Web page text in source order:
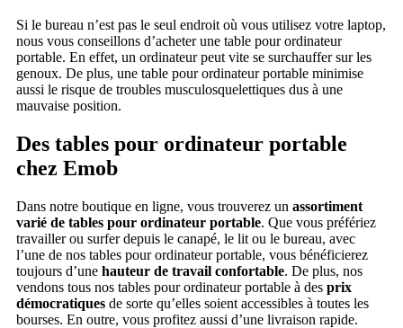
Si le bureau n’est pas le seul endroit où vous utilisez votre laptop,
nous vous conseillons d’acheter une table pour ordinateur
portable. En effet, un ordinateur peut vite se surchauffer sur les
genoux. De plus, une table pour ordinateur portable minimise
aussi le risque de troubles musculosquelettiques dus à une
mauvaise position.
Des tables pour ordinateur portable
chez Emob
Dans notre boutique en ligne, vous trouverez un assortiment
varié de tables pour ordinateur portable. Que vous préfériez
travailler ou surfer depuis le canapé, le lit ou le bureau, avec
l’une de nos tables pour ordinateur portable, vous bénéficierez
toujours d’une hauteur de travail confortable. De plus, nos
vendons tous nos tables pour ordinateur portable à des prix
démocratiques de sorte qu’elles soient accessibles à toutes les
bourses. En outre, vous profitez aussi d’une livraison rapide.